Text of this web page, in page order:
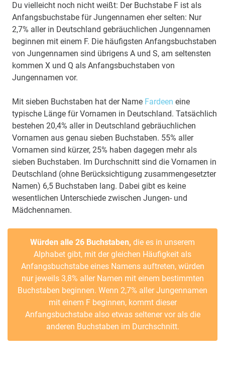
Du vielleicht noch nicht weißt: Der Buchstabe F ist als
Anfangsbuchstabe für Jungennamen eher selten: Nur
2,7% aller in Deutschland gebräuchlichen Jungennamen
beginnen mit einem F. Die häufigsten Anfangsbuchstaben
von Jungennamen sind übrigens A und S, am seltensten
kommen X und Q als Anfangsbuchstaben von
Jungennamen vor.
Mit sieben Buchstaben hat der Name Fardeen eine
typische Länge für Vornamen in Deutschland. Tatsächlich
bestehen 20,4% aller in Deutschland gebräuchlichen
Vornamen aus genau sieben Buchstaben. 55% aller
Vornamen sind kürzer, 25% haben dagegen mehr als
sieben Buchstaben. Im Durchschnitt sind die Vornamen in
Deutschland (ohne Berücksichtigung zusammengesetzter
Namen) 6,5 Buchstaben lang. Dabei gibt es keine
wesentlichen Unterschiede zwischen Jungen- und
Mädchennamen.
Würden alle 26 Buchstaben, die es in unserem
Alphabet gibt, mit der gleichen Häufigkeit als
Anfangsbuchstabe eines Namens auftreten, würden
nur jeweils 3,8% aller Namen mit einem bestimmten
Buchstaben beginnen. Wenn 2,7% aller Jungennamen
mit einem F beginnen, kommt dieser
Anfangsbuchstabe also etwas seltener vor als die
anderen Buchstaben im Durchschnitt.